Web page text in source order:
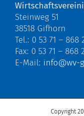
Steinweg 51
38518 Gifhorn
Tel.: 0 53 71 – 868
Fax: 0 53 71 – 868
E-Mail: info@wv-
Copyright